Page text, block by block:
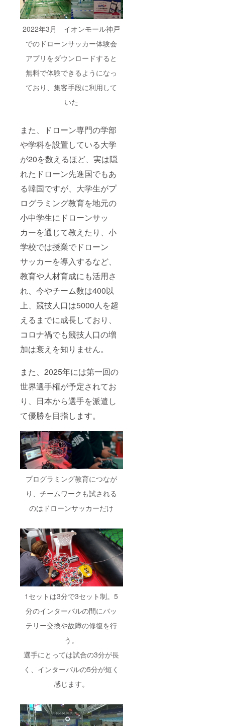
2022年3月 イオンモール神戸
でのドローンサッカー体験会
アプリをダウンロードすると
無料で体験できるようになっ
ており、集客手段に利用して
いた
また、ドローン専門の学部
や学科を設置している大学
が20を数えるほど、実は隠
れたドローン先進国でもあ
る韓国ですが、大学生がプ
ログラミング教育を地元の
小中学生にドローンサッ
カーを通じて教えたり、小
学校では授業でドローン
サッカーを導入するなど、
教育や人材育成にも活用さ
れ、今やチーム数は400以
上、競技人口は5000人を超
えるまでに成長しており、
コロナ禍でも競技人口の増
加は衰えを知りません。
また、2025年には第一回の
世界選手権が予定されてお
り、日本から選手を派遣し
て優勝を目指します。
プログラミング教育につなが
り、チームワークも試される
のはドローンサッカーだけ
1セットは3分で3セット制。5
分のインターバルの間にバッ
テリー交換や故障の修復を行
う。
選手にとっては試合の3分が長
く、インターバルの5分が短く
感じます。